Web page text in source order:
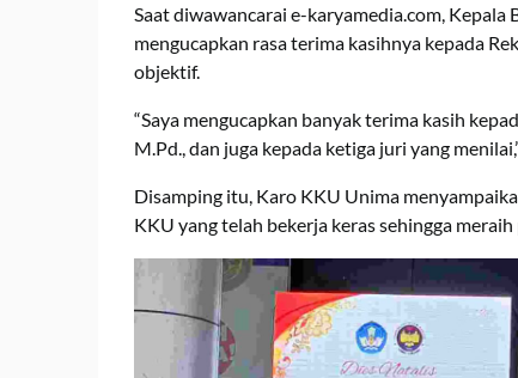
Saat diwawancarai e-karyamedia.com, Kepala
mengucapkan rasa terima kasihnya kepada
objektif.
“Saya mengucapkan banyak terima kasih
M.Pd., dan juga kepada ketiga juri yang
Disamping itu, Karo KKU Unima
KKU yang telah bekerja keras sehingga